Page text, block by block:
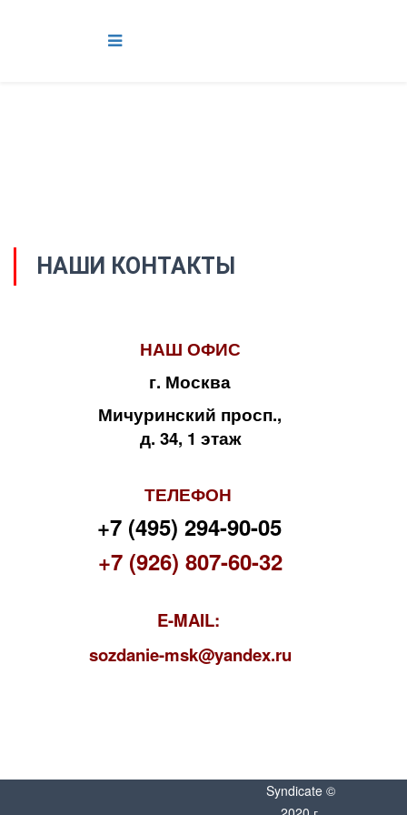
НАШИ КОНТАКТЫ
НАШ ОФИС
г. Москва
Мичуринский просп.,
д. 34, 1 этаж
ТЕЛЕФОН
+7 (495) 294-90-05
+7 (926) 807-60-32
E-MAIL:
sozdanie-msk@yandex.ru
Syndicate ©